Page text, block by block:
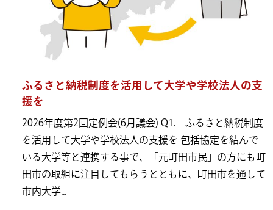
ふるさと納税制度を活用して大学や学校法人の支
援を
2026年度第2回定例会(6月議会) Q1. ふるさと納税制度
を活用して大学や学校法人の支援を 包括協定を結んで
いる大学等と連携する事で、「元町田市民」の方にも町
田市の取組に注目してもらうとともに、町田市を通して
市内大学...